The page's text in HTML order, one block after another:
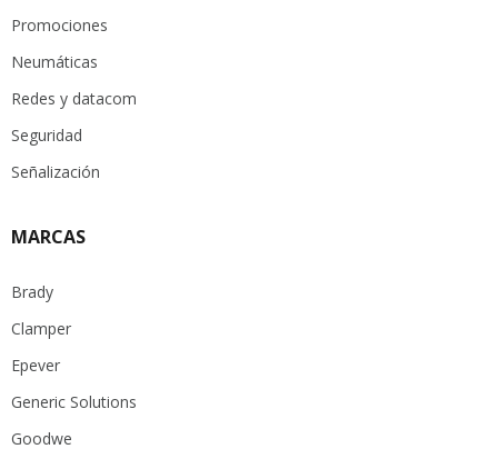
Promociones
Neumáticas
Redes y datacom
Seguridad
Señalización
MARCAS
Brady
Clamper
Epever
Generic Solutions
Goodwe